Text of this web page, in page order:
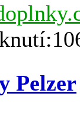
Pelzer